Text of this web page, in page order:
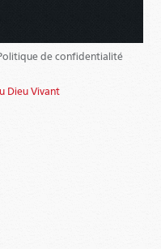
de confidentialité
Dieu Vivant